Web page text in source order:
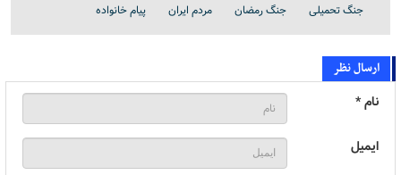
جنگ تحمیلی جنگ رمضان مردم ایران پیام خانواده
ارسال نظر
نام *
ایمیل